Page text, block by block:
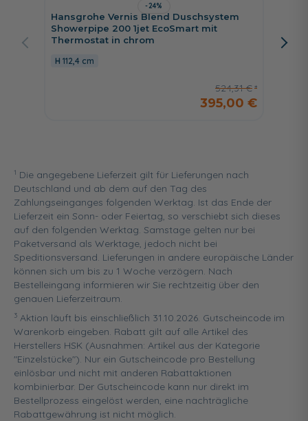
-24%
Hansgrohe Vernis Blend Duschsystem
Showerpipe 200 1jet EcoSmart mit
Thermostat in chrom
112,4 cm
524,31 €
395,00 €
24 cm
1 Die angegebene Lieferzeit gilt für Lieferungen nach
Deutschland und ab dem auf den Tag des
Zahlungseinganges folgenden Werktag. Ist das Ende der
Lieferzeit ein Sonn- oder Feiertag, so verschiebt sich dieses
auf den folgenden Werktag. Samstage gelten nur bei
Paketversand als Werktage, jedoch nicht bei
Speditionsversand. Lieferungen in andere europäische Länder
können sich um bis zu 1 Woche verzögern. Nach
Bestelleingang informieren wir Sie rechtzeitig über den
genauen Lieferzeitraum.
3 Aktion läuft bis einschließlich 31.10.2026. Gutscheincode im
Warenkorb eingeben. Rabatt gilt auf alle Artikel des
Herstellers HSK (Ausnahmen: Artikel aus der Kategorie
"Einzelstücke"). Nur ein Gutscheincode pro Bestellung
einlösbar und nicht mit anderen Rabattaktionen
kombinierbar. Der Gutscheincode kann nur direkt im
Bestellprozess eingelöst werden, eine nachträgliche
Rabattgewährung ist nicht möglich.